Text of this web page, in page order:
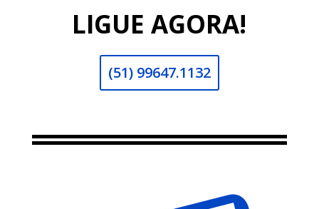
LIGUE AGORA!
(51) 99647.1132